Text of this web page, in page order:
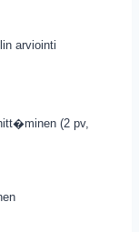
arviointi
(2 pv,